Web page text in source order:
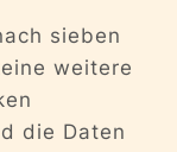
sieben
weitere
die Daten